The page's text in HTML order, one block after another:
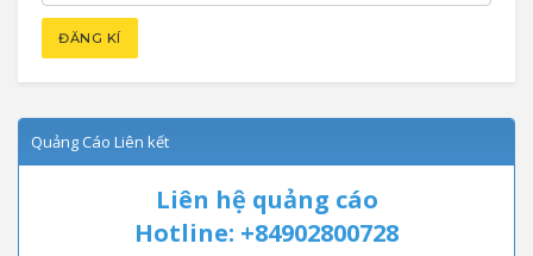
Quảng Cáo Liên kết
Liên hệ quảng cáo
Hotline: +84902800728